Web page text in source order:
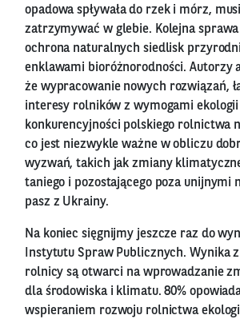
opadowa spływała do rzek i mórz,
zatrzymywać w glebie. Kolejna
ochrona naturalnych siedlisk
enklawami bioróżnorodności. Autorzy
że wypracowanie nowych rozwiązań,
interesy rolników z wymogami
konkurencyjności polskiego rolnictwa
co jest niezwykle ważne w obliczu
wyzwań, takich jak zmiany
taniego i pozostającego poza unijnymi
pasz z Ukrainy.
Na koniec sięgnijmy jeszcze raz do
Instytutu Spraw Publicznych. Wynika
rolnicy są otwarci na wprowadzanie
dla środowiska i klimatu. 80%
wspieraniem rozwoju rolnictwa